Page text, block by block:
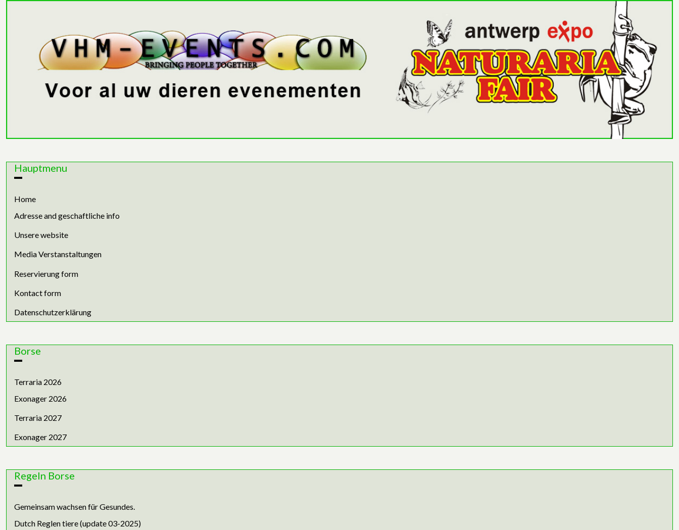
Hauptmenu
Home
Adresse and geschaftliche info
Unsere website
Media Verstanstaltungen
Reservierung form
Kontact form
Datenschutzerklärung
Borse
Terraria 2026
Exonager 2026
Terraria 2027
Exonager 2027
Regeln Borse
Gemeinsam wachsen für Gesundes.
Dutch Reglen tiere (update 03-2025)